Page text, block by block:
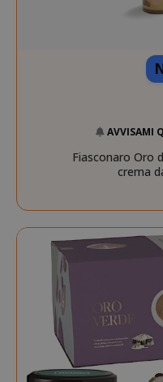
AVVISAMI
Fiasconaro Oro
crema